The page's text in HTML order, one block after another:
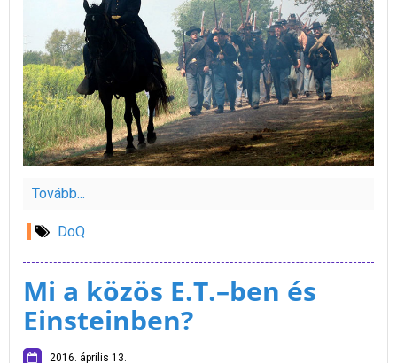
Tovább...
DoQ
Mi a közös E.T.–ben és
Einsteinben?
2016. április 13.